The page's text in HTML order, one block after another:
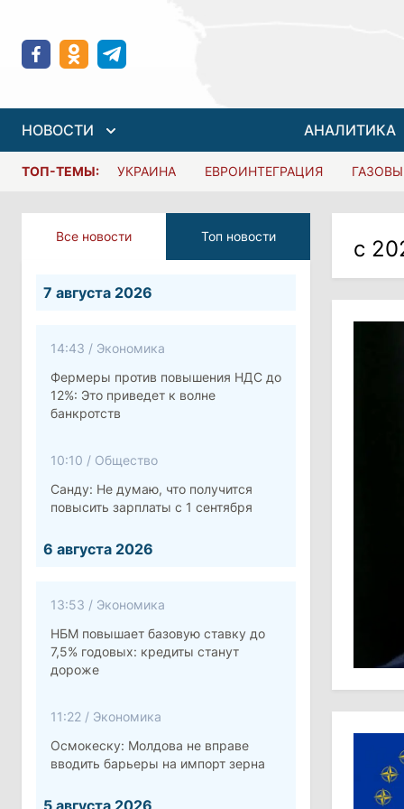
НОВОСТИ АНАЛИТИКА
ТОП-ТЕМЫ: УКРАИНА ЕВРОИНТЕГРАЦИЯ
Все новости Топ новости
7 августа 2026
14:43 / Экономика
Фермеры против повышения НДС до
12%: Это приведет к волне
банкротств
10:10 / Общество
Санду: Не думаю, что получится
повысить зарплаты с 1 сентября
6 августа 2026
13:53 / Экономика
НБМ повышает базовую ставку до
7,5% годовых: кредиты станут
дороже
11:22 / Экономика
Осмокеску: Молдова не вправе
вводить барьеры на импорт зерна
5 августа 2026
с